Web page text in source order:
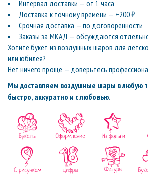
Интервал доставки — от 1 часа
Доставка к точному времени — +200 ₽
Срочная доставка — по договорённости
Заказы за МКАД — обсуждаются
Хотите букет из воздушных шаров для
или юбилея?
Нет ничего проще — доверьтесь
Мы доставляем воздушные шары в любую
быстро, аккуратно и с любовью.